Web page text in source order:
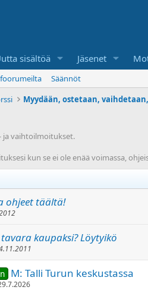
sisältöä Jäsenet
Säännöt
vaihtoilmoitukset.
kun se ei ole enää voimassa,
ohjeet täältä!
kaupaksi? Löytyikö
M: Talli Turun keskustassa